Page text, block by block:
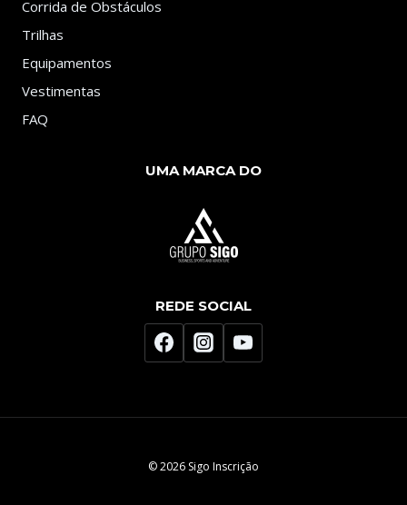
Corrida de Obstáculos
Trilhas
Equipamentos
Vestimentas
FAQ
UMA MARCA DO
REDE SOCIAL
© 2026 Sigo Inscrição